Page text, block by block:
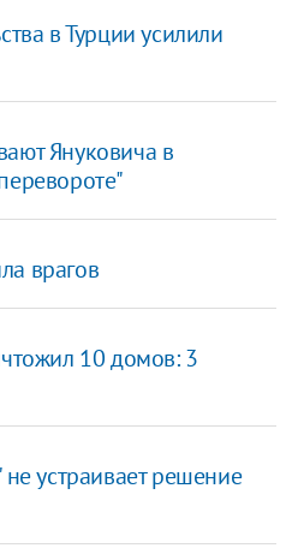
в Турции усилили
Януковича в
врагов
10 домов: 3
устраивает решение